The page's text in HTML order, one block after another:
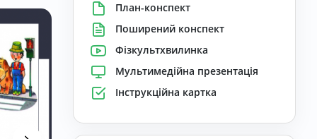
План-конспект
Поширений конспект
Фізкультхвилинка
Мультимедійна презентація
Інструкційна картка